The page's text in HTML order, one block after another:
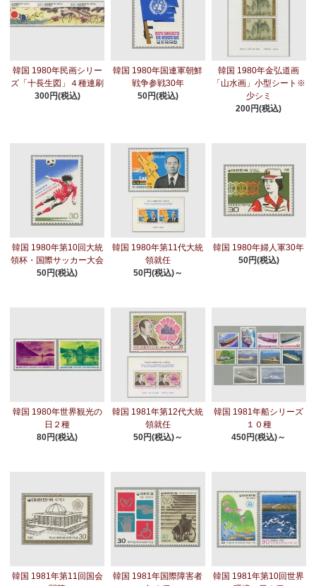
韓国 1980年民画シリー
ズ「十長生図」４種連刷
300円(税込)
韓国 1980年国連軍朝鮮
戦争参戦30年
50円(税込)
韓国 1980年金弘道画
「山水画」小型シート※
少シミ
200円(税込)
韓国 1980年第10回大統
領杯・国際サッカー大会
50円(税込)
韓国 1980年第11代大統
領就任
50円(税込)～
韓国 1980年婦人軍30年
50円(税込)
韓国 1980年世界観光の
日２種
80円(税込)
韓国 1981年第12代大統
領就任
50円(税込)～
韓国 1981年船シリーズ
１０種
450円(税込)～
韓国 1981年第11回国会
韓国 1981年国際障害者
韓国 1981年第10回世界